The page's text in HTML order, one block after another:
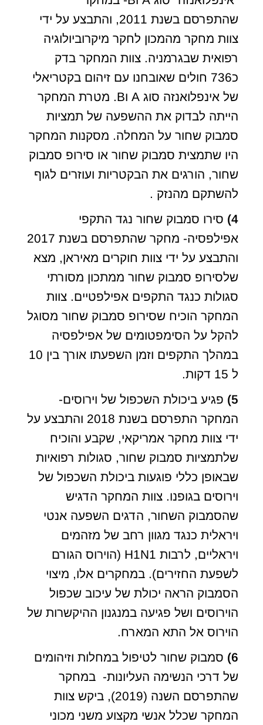
שהתפרסם בשנת 2011, והתבצע על ידי
צוות מחקר מהמכון לחקר מיקרוביולוגיה
רפואית שבגרמניה. צוות המחקר בדק
כ736 חולים שאובחנו עם זיהום בקטריאלי
של אינפלואנזה סוג A וB. מטרת המחקר
הייתה לבדוק את ההשפעה של תמציות
סמבוק שחור על המחלה. מסקנות המחקר
היו שתמצית סמבוק שחור או סירופ סמבוק
שחור, הורגים את הבקטריות ועוזרים לגוף
להשתקם מהנזק .
4) סירו סמבוק שחור נגד התקפי
אפילפסיה- מחקר שהתפרסם בשנת 2017
והתבצע על ידי צוות חוקרים מאיראן, מצא
שלסירופ סמבוק שחור ממתכון מסורתי
סגולות כנגד התקפים אפילפטיים. צוות
המחקר הוכיח שסירופ סמבוק שחור מסוגל
להקל על הסימפטומים של אפילפסיה
במהלך התקפים וזמן השפעתו אורך בין 10
ל 15 דקות.
5) פגיע ביכולת השכפול של וירוסים-
המחקר התפרסם בשנת 2018 והתבצע על
ידי צוות מחקר אמריקאי, שקבע והוכיח
שלתמציות סמבוק שחור, סגולות רפואיות
שבאופן כללי פוגעות ביכולת השכפול של
וירוסים בגופנו. צוות המחקר הדגיש
שהסמבוק השחור, הדגים השפעה אנטי
ויראלית כנגד מגוון רחב של מזהמים
ויראליים, לרבות H1N1 (הוירוס הגורם
לשפעת החזירים). במחקרים אלו, מיצוי
הסמבוק הראה יכולת של עיכוב שכפול
הוירוסים ושל פגיעה במנגנון ההיקשרות של
הוירוס אל התא המארח.
6) סמבוק שחור לטיפול במחלות וזיהומים
של דרכי הנשימה העליונות- במחקר
שהתפרסם השנה (2019), ביקש צוות
המחקר שכלל אנשי מקצוע משני מכוני